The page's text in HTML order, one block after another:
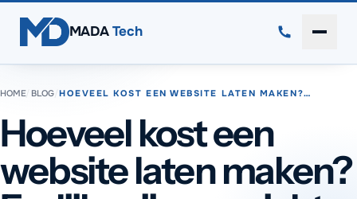
MADA Tech
HOME/ BLOG/HOEVEEL KOST EEN WEBSITE LATEN MAKEN?…
Hoeveel kost een
website laten maken?